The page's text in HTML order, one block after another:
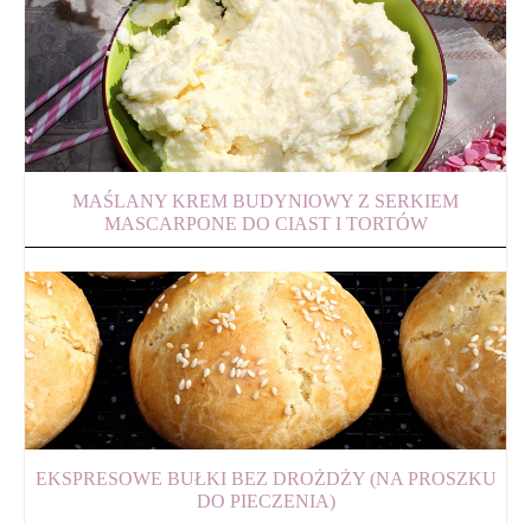
MAŚLANY KREM BUDYNIOWY Z SERKIEM
MASCARPONE DO CIAST I TORTÓW
EKSPRESOWE BUŁKI BEZ DROŻDŻY (NA PROSZKU
DO PIECZENIA)